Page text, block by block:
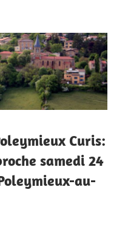
Curis:
samedi 24
au-